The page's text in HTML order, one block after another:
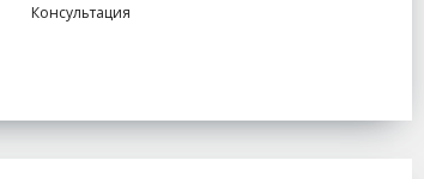
Консультация